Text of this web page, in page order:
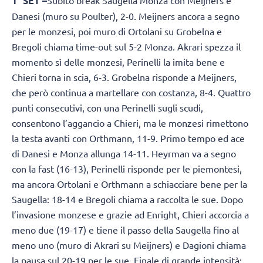
Danesi (muro su Poulter), 2-0. Meijners ancora a segno
per le monzesi, poi muro di Ortolani su Grobelna e
Bregoli chiama time-out sul 5-2 Monza. Akrari spezza il
momento sì delle monzesi, Perinelli la imita bene e
Chieri torna in scia, 6-3. Grobelna risponde a Meijners,
che però continua a martellare con costanza, 8-4. Quattro
punti consecutivi, con una Perinelli sugli scudi,
consentono l’aggancio a Chieri, ma le monzesi rimettono
la testa avanti con Orthmann, 11-9. Primo tempo ed ace
di Danesi e Monza allunga 14-11. Heyrman va a segno
con la fast (16-13), Perinelli risponde per le piemontesi,
ma ancora Ortolani e Orthmann a schiacciare bene per la
Saugella: 18-14 e Bregoli chiama a raccolta le sue. Dopo
l’invasione monzese e grazie ad Enright, Chieri accorcia a
meno due (19-17) e tiene il passo della Saugella fino al
meno uno (muro di Akrari su Meijners) e Dagioni chiama
la pausa sul 20-19 per le sue. Finale di grande intensità: